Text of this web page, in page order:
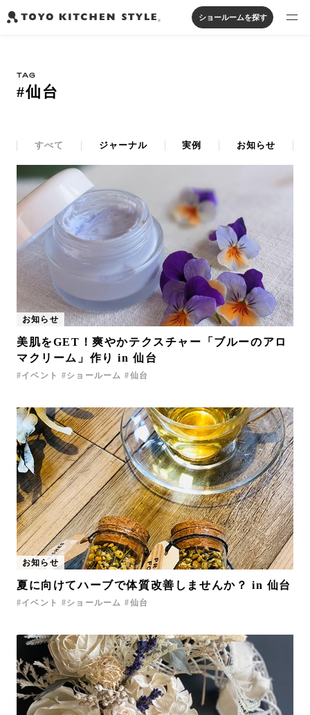
オープンキッチン
ペニンシュラキッチン
システムキッチン
実例から探す
私たちについて
ジャーナルを読む
オンラインストア
お知らせ
カタログを見る
よくあるご質問
お問い合わせ
サポート
LANGUAGE : JP
EN
CN
ショールームを探す
TAG
#仙台
すべて ジャーナル 実例 お知らせ
お知らせ
美肌をGET！爽やかテクスチャー「ブルーのアロ
マクリーム」作り in 仙台
イベント ショールーム 仙台
お知らせ
夏に向けてハーブで体質改善しませんか？ in 仙台
イベント ショールーム 仙台